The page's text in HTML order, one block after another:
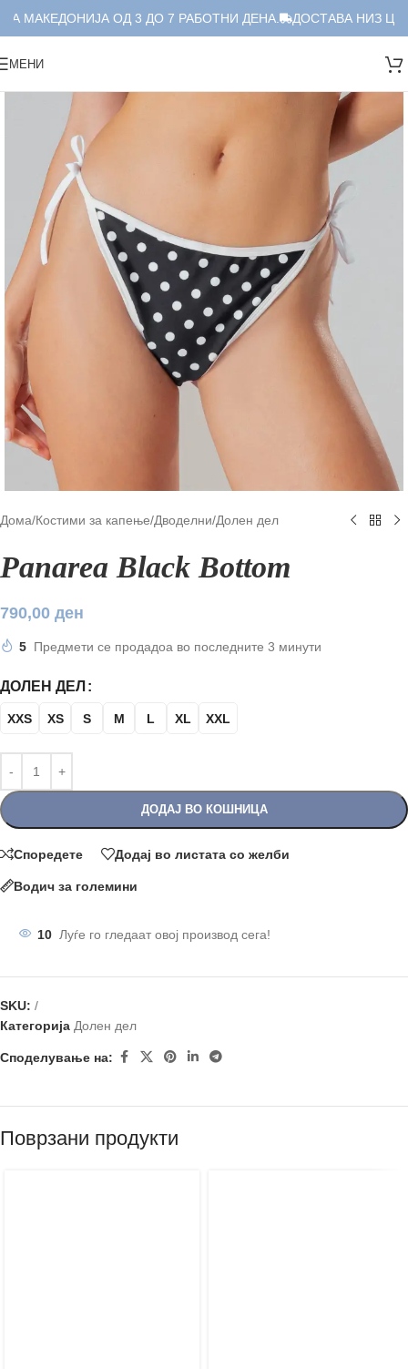
МАКЕДОНИЈА ОД 3 ДО 7 РАБОТНИ ДЕНА. ДОСТАВА НИЗ
МЕНИ
Дома/Костими за капење/Дводелни/Долен дел
Panarea Black Bottom
790,00 ден
5 Предмети се продадоа во последните 3 минути
ДОЛЕН ДЕЛ
XXS XS S M L XL XXL
ДОДАЈ ВО КОШНИЦА
Споредете Додај во листата со желби
Водич за големини
10 Луѓе го гледаат овој производ сега!
SKU: /
Категорија Долен дел
Споделување на:
Поврзани продукти